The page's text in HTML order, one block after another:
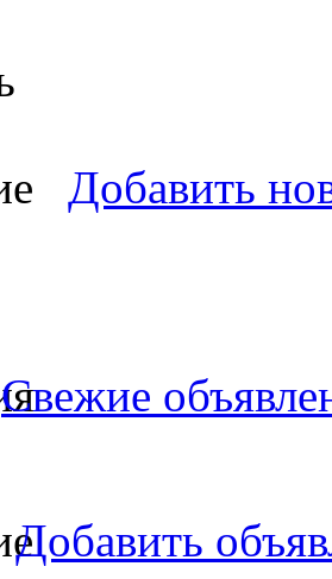
Добавить
Свежие
Добавить